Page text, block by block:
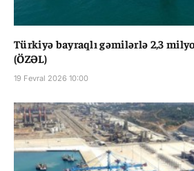
Türkiyə bayraqlı gəmilərlə 2,3
(ÖZƏL)
19 Fevral 2026 10:00